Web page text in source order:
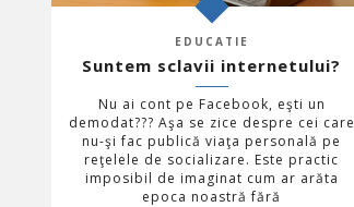
EDUCATIE
Suntem sclavii internetului?
Nu ai cont pe Facebook, eşti un
demodat??? Aşa se zice despre cei care
nu-şi fac publică viaţa personală pe
reţelele de socializare. Este practic
imposibil de imaginat cum ar arăta
epoca noastră fără